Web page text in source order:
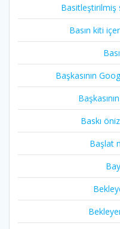
Basitleştirilmiş
Basın kiti
Başkasının
Baskı
Başlat